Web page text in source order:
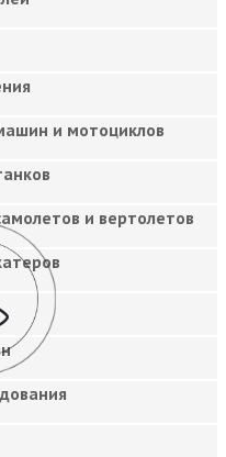
и мотоциклов
и вертолетов